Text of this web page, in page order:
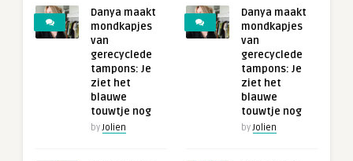
Danya maakt
mondkapjes
van
gerecyclede
tampons: Je
ziet het
blauwe
touwtje nog
byJolien
Danya maakt
mondkapjes
van
gerecyclede
tampons: Je
ziet het
blauwe
touwtje nog
byJolien